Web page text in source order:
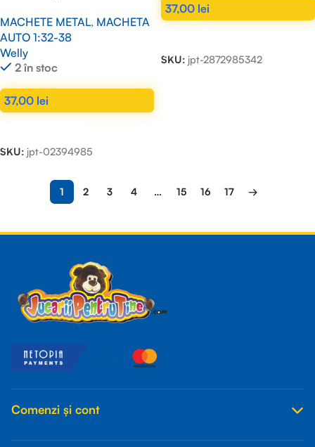
back fara cutie proprie
MACHETE METAL, MACHETA
AUTO 1:32-38
Welly
2 în stoc
37,00 lei
SKU: jpt-02394985
37,00 lei
SKU: jpt-2872985342
1 2 3 4 … 15 16 17 →
Comenzi și cont